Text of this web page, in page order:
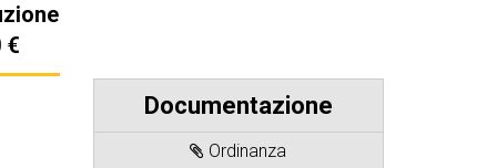
€
Documentazione
Ordinanza